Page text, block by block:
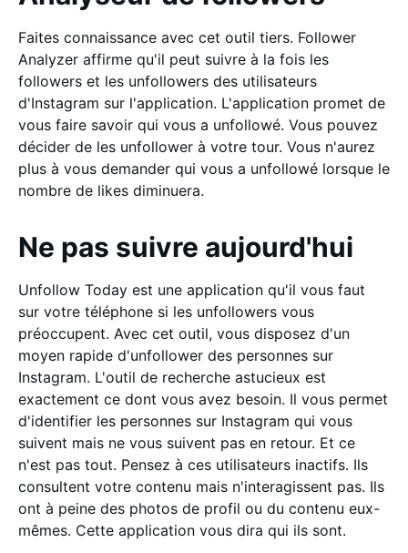
Faites connaissance avec cet outil tiers. Follower
Analyzer affirme qu'il peut suivre à la fois les
followers et les unfollowers des utilisateurs
d'Instagram sur l'application. L'application promet de
vous faire savoir qui vous a unfollowé. Vous pouvez
décider de les unfollower à votre tour. Vous n'aurez
plus à vous demander qui vous a unfollowé lorsque le
nombre de likes diminuera.
Ne pas suivre aujourd'hui
Unfollow Today est une application qu'il vous faut
sur votre téléphone si les unfollowers vous
préoccupent. Avec cet outil, vous disposez d'un
moyen rapide d'unfollower des personnes sur
Instagram. L'outil de recherche astucieux est
exactement ce dont vous avez besoin. Il vous permet
d'identifier les personnes sur Instagram qui vous
suivent mais ne vous suivent pas en retour. Et ce
n'est pas tout. Pensez à ces utilisateurs inactifs. Ils
consultent votre contenu mais n'interagissent pas. Ils
ont à peine des photos de profil ou du contenu eux-
mêmes. Cette application vous dira qui ils sont.